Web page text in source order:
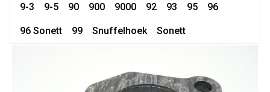
9-3 9-5 90 900 9000 92 93 95 96
96 Sonett 99 Snuffelhoek Sonett